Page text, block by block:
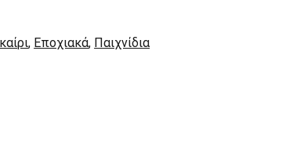
, Εποχιακά, Παιχνίδια